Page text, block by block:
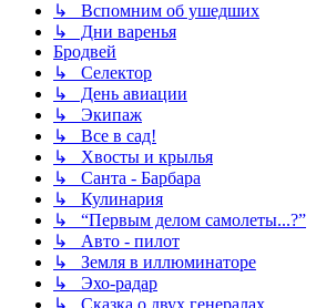
↳ Вспомним об ушедших
↳ Дни варенья
Бродвей
↳ Селектор
↳ День авиации
↳ Экипаж
↳ Все в сад!
↳ Хвосты и крылья
↳ Санта - Барбара
↳ Кулинария
↳ “Первым делом самолеты...?”
↳ Авто - пилот
↳ Земля в иллюминаторе
↳ Эхо-радар